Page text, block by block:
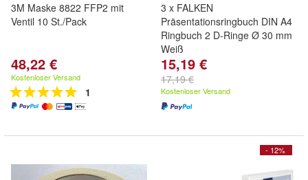
3M Maske 8822 FFP2 mit
Ventil 10 St./Pack
48,22 €
Kostenloser Versand
1
3 x FALKEN
Präsentationsringbuch DIN A4
Ringbuch 2 D-Ringe Ø 30 mm
Weiß
15,19 €
17,19 €
Kostenloser Versand
- 12%